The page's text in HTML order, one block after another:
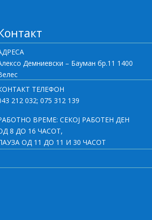
Демниевски – Бауман бр.11 1400
ТЕЛЕФОН
212 032; 075 312 139
ВРЕМЕ: СЕКОЈ РАБОТЕН ДЕН
8 ДО 16 ЧАСОТ,
ОД 11 ДО 11 И 30 ЧАСОТ